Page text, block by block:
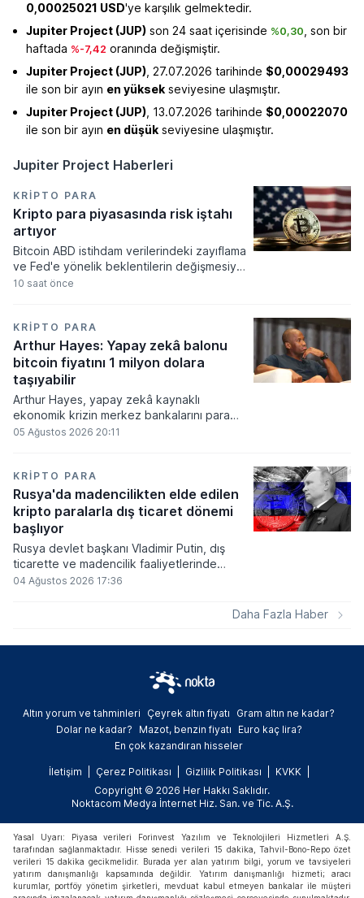
0,00025021 USD'ye karşılık gelmektedir.
Jupiter Project (JUP) son 24 saat içerisinde %0,30 , son bir
haftada %-7,42 oranında değişmiştir.
Jupiter Project (JUP) , 27.07.2026 tarihinde $0,00029493
ile son bir ayın en yüksek seviyesine ulaşmıştır.
Jupiter Project (JUP) , 13.07.2026 tarihinde $0,00022070
ile son bir ayın en düşük seviyesine ulaşmıştır.
Jupiter Project Haberleri
KRIPTO PARA
Kripto para piyasasında risk iştahı
artıyor
Bitcoin ABD istihdam verilerindeki zayıflama
ve Fed'e yönelik beklentilerin değişmesiyle
haftayı yükselişle kapattı. Kripto para
açıklanacak enflasyon rakamlarına ve
küresel gelişmelere çevrildi.
10 saat önce
KRIPTO PARA
Arthur Hayes: Yapay zekâ balonu
bitcoin fiyatını 1 milyon dolara
taşıyabilir
Arthur Hayes, yapay zekâ kaynaklı
ekonomik krizin merkez bankalarını para
basmaya zorlayacağını ve bu durumun
kayıplarının tetikleyeceği kredi krizinin
küresel likidite artışına yol açacağını belirtti
ve bitcoinin bu süreçte en hızlı tepki veren
varlık olacağı vurguladı.
05 Ağustos 2026 20:11
KRIPTO PARA
Rusya'da madencilikten elde edilen
kripto paralarla dış ticaret dönemi
başlıyor
Rusya devlet başkanı Vladimir Putin, dış
ticarette ve madencilik faaliyetlerinde
kripto varlıkların kullanımına onay veren
04 Ağustos 2026 17:36
Daha Fazla Haber
Altın yorum ve tahminleri Çeyrek altın fiyatı
Gram altın ne kadar?
Dolar ne kadar?
Mazot, benzin fiyatı
Euro kaç lira?
En çok kazandıran hisseler
İletişim Çerez Politikası Gizlilik Politikası
KVKK
Copyright © 2026 Her Hakkı Saklıdır.
Noktacom Medya İnternet Hiz. San. ve Tic. A.Ş.
Yasal Uyarı: Piyasa verileri Forinvest Yazılım ve Teknolojileri Hizmetleri A.Ş.
tarafından sağlanmaktadır. Hisse senedi verileri 15 dakika, Tahvil-Bono-Repo özet
verileri 15 dakika gecikmelidir. Burada yer alan yatırım bilgi, yorum ve tavsiyeleri
yatırım danışmanlığı kapsamında değildir. Yatırım danışmanlığı hizmeti; aracı
kurumlar, portföy yönetim şirketleri, mevduat kabul etmeyen bankalar ile müşteri